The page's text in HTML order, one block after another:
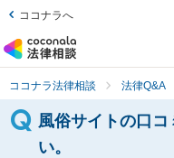
ココナラへ
ココナラ法律相談 法律Q&A
風俗サイトの口
い。